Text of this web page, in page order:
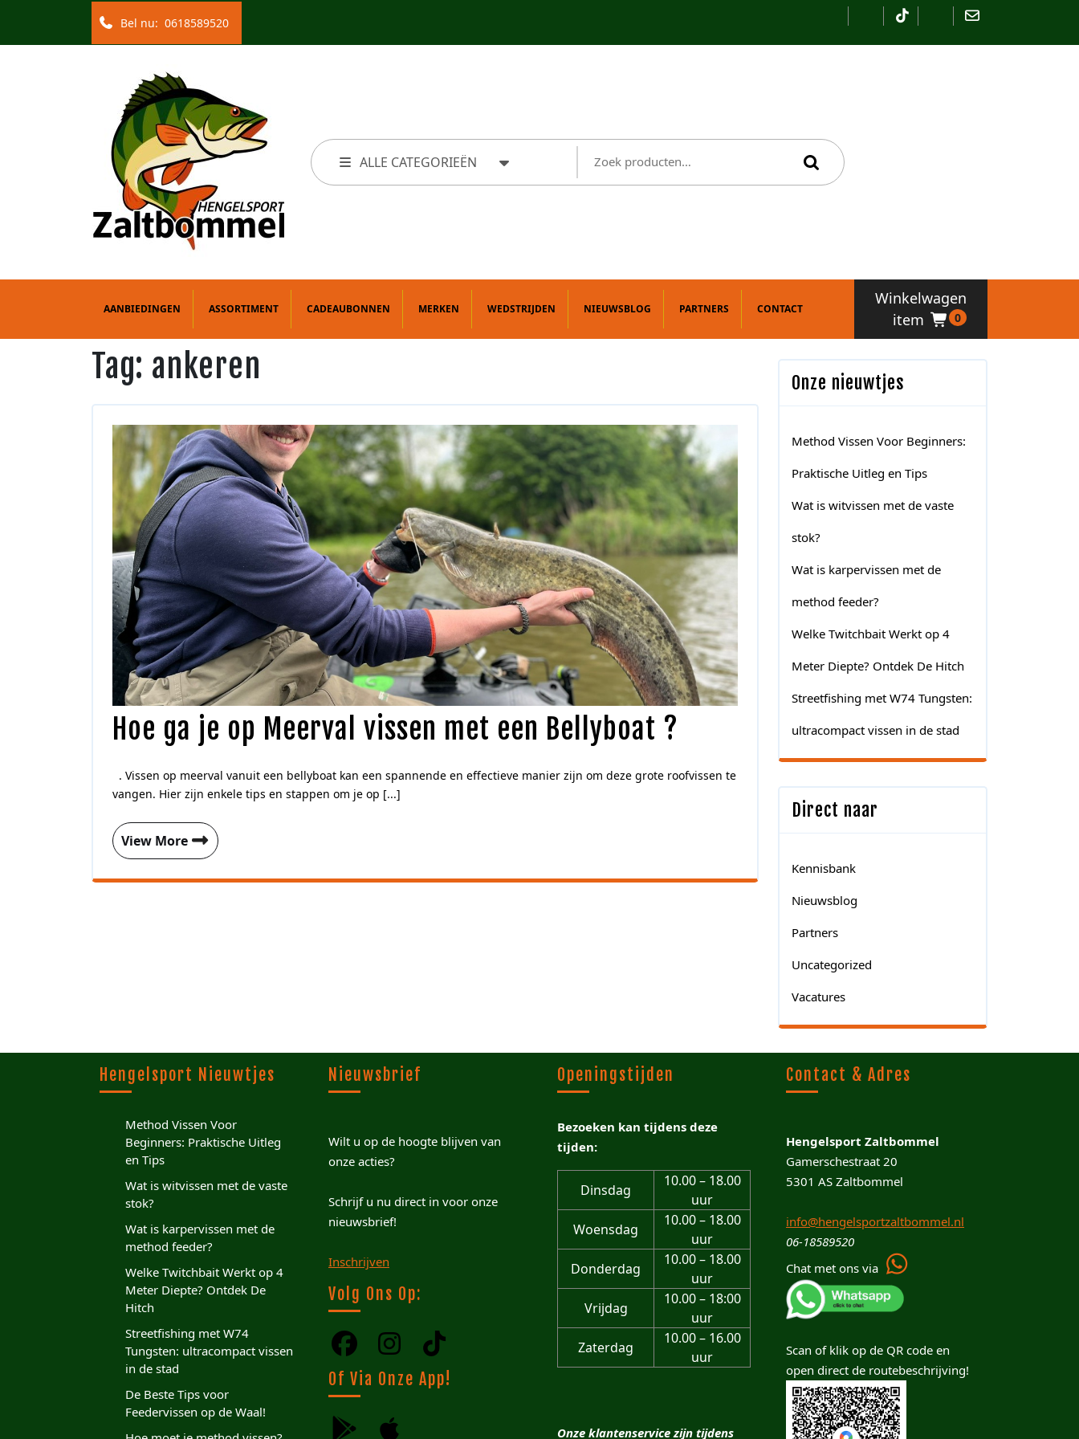
Bel nu: 0618589520
ALLE CATEGORIEËN
AANBIEDINGEN ASSORTIMENT CADEAUBONNEN MERKEN WEDSTRIJDEN NIEUWSBLOG PARTNERS CONTACT
Winkelwagen
item
0
Tag: ankeren
Hoe ga je op Meerval vissen met een Bellyboat ?
. Vissen op meerval vanuit een bellyboat kan een spannende en effectieve manier zijn om deze grote roofvissen te
vangen. Hier zijn enkele tips en stappen om je op [...]
View More
Onze nieuwtjes
Method Vissen Voor Beginners:
Praktische Uitleg en Tips
Wat is witvissen met de vaste
stok?
Wat is karpervissen met de
method feeder?
Welke Twitchbait Werkt op 4
Meter Diepte? Ontdek De Hitch
Streetfishing met W74 Tungsten:
ultracompact vissen in de stad
Direct naar
Kennisbank
Nieuwsblog
Partners
Uncategorized
Vacatures
Hengelsport Nieuwtjes
Method Vissen Voor
Beginners: Praktische Uitleg
en Tips
Wat is witvissen met de vaste
stok?
Wat is karpervissen met de
method feeder?
Welke Twitchbait Werkt op 4
Meter Diepte? Ontdek De
Hitch
Streetfishing met W74
Tungsten: ultracompact vissen
in de stad
De Beste Tips voor
Feedervissen op de Waal!
Nieuwsbrief
Wilt u op de hoogte blijven van
onze acties?
Schrijf u nu direct in voor onze
nieuwsbrief!
Inschrijven
Volg Ons Op:
Of Via Onze App!
Openingstijden
Bezoeken kan tijdens deze
tijden:
Dinsdag
10.00 – 18.00
uur
Woensdag
10.00 – 18.00
uur
Donderdag
10.00 – 18.00
uur
Vrijdag
10.00 – 18:00
uur
Zaterdag
10.00 – 16.00
uur
Onze klantenservice zijn tijdens
Contact & Adres
Hengelsport Zaltbommel
Gamerschestraat 20
5301 AS Zaltbommel
info@hengelsportzaltbommel.nl
06-18589520
Chat met ons via
Scan of klik op de QR code en
open direct de routebeschrijving!